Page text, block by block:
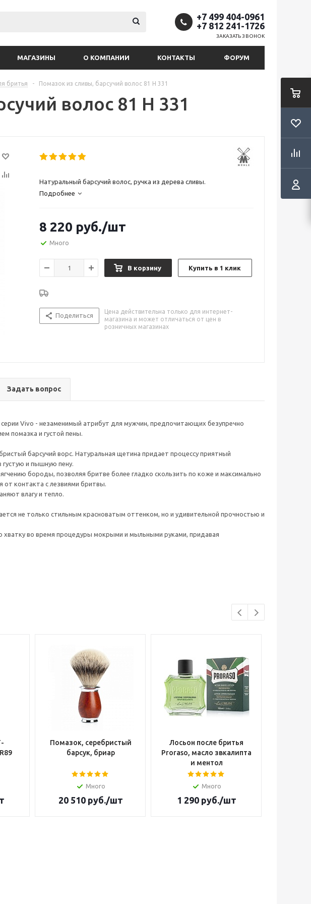
+7 499 404-0961
+7 812 241-1726
ЗАКАЗАТЬ ЗВОНОК
МАГАЗИНЫ О КОМПАНИИ КОНТАКТЫ ФОРУМ
бритья - Помазок из сливы, барсучий волос 81 H 331
волос 81 H 331
Натуральный барсучий волос, ручка из дерева сливы.
Подробнее
8 220 руб./шт
Много
В корзину Купить в 1 клик
Поделиться
Цена действительна только для интернет-
магазина и может отличаться от цен в
розничных магазинах
Задать вопрос
Vivo - незаменимый атрибут для мужчин, предпочитающих безупречно
помазка и густой пены.
барсучий ворс. Натуральная щетина придает процессу приятный
и пышную пену.
бороды, позволяя бритве более гладко скользить по коже и максимально
контакта с лезвиями бритвы.
влагу и тепло.
не только стильным красноватым оттенком, но и удивительной прочностью и
хватку во время процедуры мокрыми и мыльными руками, придавая
Помазок, серебристый
барсук, бриар
Много
20 510руб./шт
Лосьон после бритья
Proraso, масло звкалипта
и ментол
Много
1 290руб./шт